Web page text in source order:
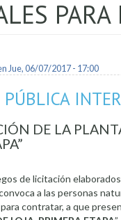
Jue, 06/07/2017 - 17:00
DE LA
de licitación
a las personas
contratar, a que